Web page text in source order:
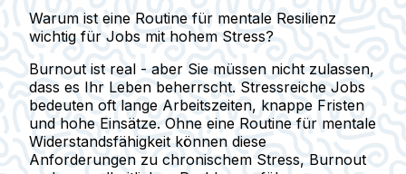
Warum ist eine Routine für mentale Resilienz
wichtig für Jobs mit hohem Stress?
Burnout ist real - aber Sie müssen nicht zulassen,
dass es Ihr Leben beherrscht. Stressreiche Jobs
bedeuten oft lange Arbeitszeiten, knappe Fristen
und hohe Einsätze. Ohne eine Routine für mentale
Widerstandsfähigkeit können diese
Anforderungen zu chronischem Stress, Burnout